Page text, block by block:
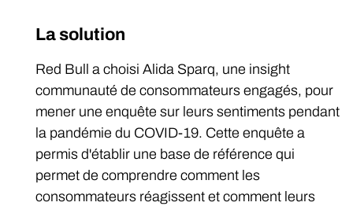
La solution
Red Bull a choisi Alida Sparq, une insight
communauté de consommateurs engagés, pour
mener une enquête sur leurs sentiments pendant
la pandémie du COVID-19. Cette enquête a
permis d'établir une base de référence qui
permet de comprendre comment les
consommateurs réagissent et comment leurs